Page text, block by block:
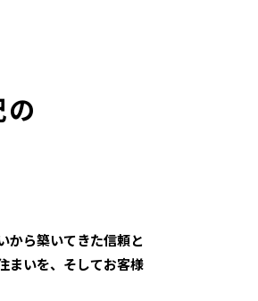
から築いてきた信頼と
まいを、そしてお客様